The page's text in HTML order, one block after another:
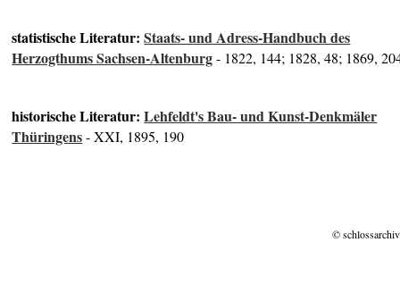
statistische Literatur:Staats- und Adress-Handbuch des
Herzogthums Sachsen-Altenburg- 1822, 144; 1828, 48; 1869,
historische Literatur:Lehfeldt's Bau- und Kunst-Denkmäler
Thüringens- XXI, 1895, 190
©